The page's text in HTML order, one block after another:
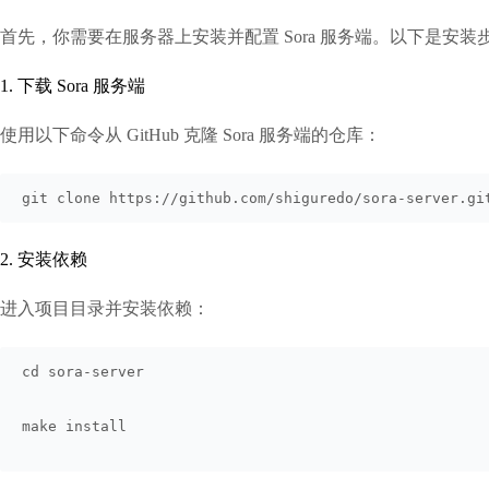
首先，你需要在服务器上安装并配置 Sora 服务端。以下是安装
1. 下载 Sora 服务端
使用以下命令从 GitHub 克隆 Sora 服务端的仓库：
git clone https://github.com/shiguredo/sora-
2. 安装依赖
进入项目目录并安装依赖：
cd sora-server
make install